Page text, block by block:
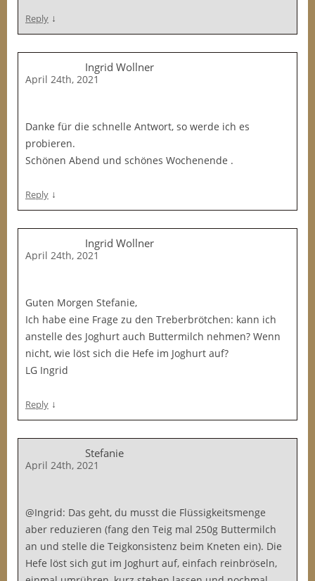
Reply ↓
Ingrid Wollner
April 24th, 2021
Danke für die schnelle Antwort, so werde ich es
probieren.
Schönen Abend und schönes Wochenende .
Reply ↓
Ingrid Wollner
April 24th, 2021
Guten Morgen Stefanie,
Ich habe eine Frage zu den Treberbrötchen: kann ich
anstelle des Joghurt auch Buttermilch nehmen? Wenn
nicht, wie löst sich die Hefe im Joghurt auf?
LG Ingrid
Reply ↓
Stefanie
April 24th, 2021
@Ingrid: Das geht, du musst die Flüssigkeitsmenge
aber reduzieren (fang den Teig mal 250g Buttermilch
an und stelle die Teigkonsistenz beim Kneten ein). Die
Hefe löst sich gut im Joghurt auf, einfach reinbröseln,